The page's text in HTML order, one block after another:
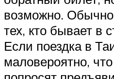
возможно.
тех, кто бывает в
Если поездка в
маловероятно,